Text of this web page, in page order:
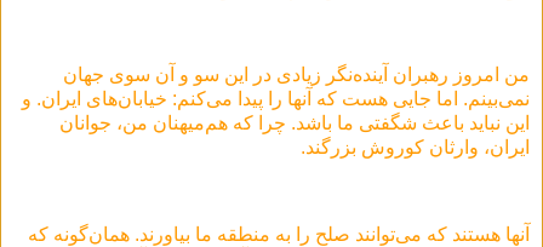
من امروز رهبران آینده‌نگر زیادی در این سو و آن سوی جهان
نمی‌بینم. اما جایی هست که آنها را پیدا می‌کنم: خیابان‌های ایران. و
این نباید باعث شگفتی ما باشد. چرا که هم‌میهنان من، جوانان
ایران، وارثان کوروش بزرگند.
آنها هستند که می‌توانند صلح را به منطقه ما بیاورند. همان‌گونه که